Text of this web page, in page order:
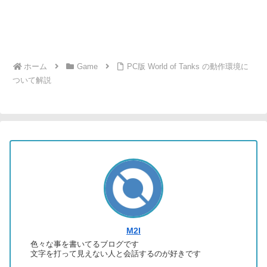
ホーム Game
PC版 World of Tanks の動作環境に
ついて解説
M2I
色々な事を書いてるブログです
文字を打って見えない人と会話するのが好きです